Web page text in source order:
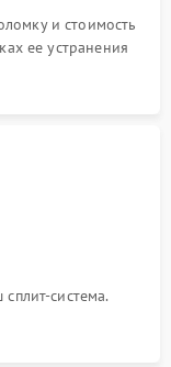
и стоимость
ее устранения
система.